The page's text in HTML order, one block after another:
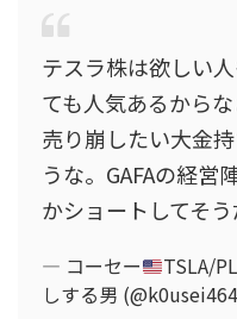
テスラ株は欲しい
ても人気あるから
売り崩したい大金
うな。GAFAの経営
かショートしてそ
— コーセー
TSLA/
しする男